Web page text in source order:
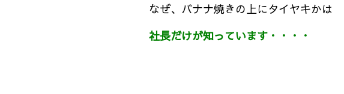
なぜ、バナナ焼きの上にタイヤキかは
社長だけが知っています・・・・